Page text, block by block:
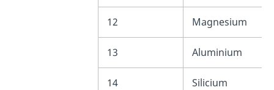
12 Magnesium
13 Aluminium
14 Silicium